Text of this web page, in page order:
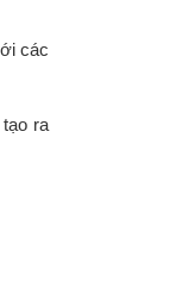
các
ra